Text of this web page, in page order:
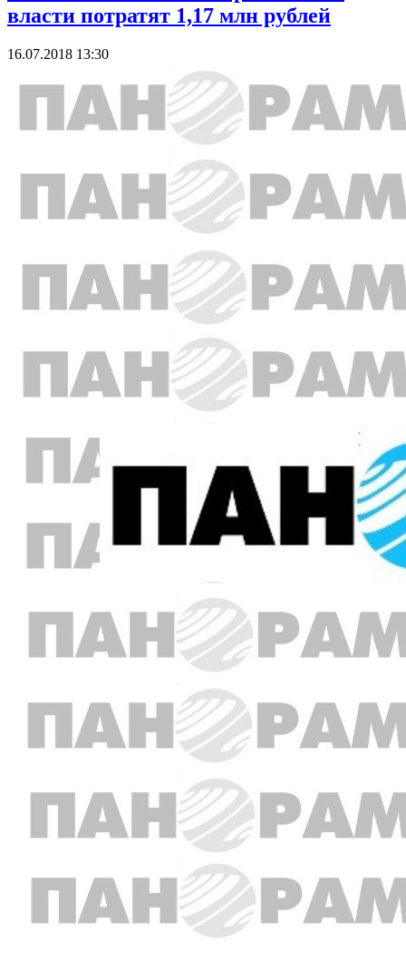
власти потратят 1,17 млн рублей
16.07.2018 13:30